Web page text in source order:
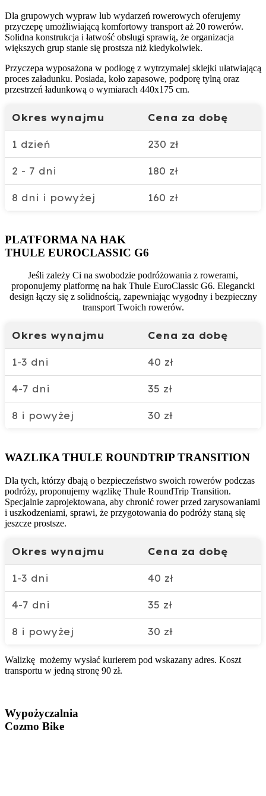
Dla grupowych wypraw lub wydarzeń rowerowych oferujemy
przyczepę umożliwiającą komfortowy transport aż 20 rowerów.
Solidna konstrukcja i łatwość obsługi sprawią, że organizacja
większych grup stanie się prostsza niż kiedykolwiek.
Przyczepa wyposażona w podłogę z wytrzymałej sklejki ułatwiającą
proces załadunku. Posiada, koło zapasowe, podporę tylną oraz
przestrzeń ładunkową o wymiarach 440x175 cm.
Okres wynajmu Cena za dobę
1 dzień 230 zł
2 - 7 dni 180 zł
8 dni i powyżej 160 zł
PLATFORMA NA HAK
THULE EUROCLASSIC G6
Jeśli zależy Ci na swobodzie podróżowania z rowerami,
proponujemy platformę na hak Thule EuroClassic G6. Elegancki
design łączy się z solidnością, zapewniając wygodny i bezpieczny
transport Twoich rowerów.
Okres wynajmu Cena za dobę
1-3 dni 40 zł
4-7 dni 35 zł
8 i powyżej 30 zł
WAZLIKA THULE ROUNDTRIP TRANSITION​​
Dla tych, którzy dbają o bezpieczeństwo swoich rowerów podczas
podróży, proponujemy wązlikę Thule RoundTrip Transition.
Specjalnie zaprojektowana, aby chronić rower przed zarysowaniami
i uszkodzeniami, sprawi, że przygotowania do podróży staną się
jeszcze prostsze.
Okres wynajmu Cena za dobę
1-3 dni 40 zł
4-7 dni 35 zł
8 i powyżej 30 zł
Walizkę możemy wysłać kurierem pod wskazany adres. Koszt
transportu w jedną stronę 90 zł.
Wypożyczalnia
Cozmo Bike